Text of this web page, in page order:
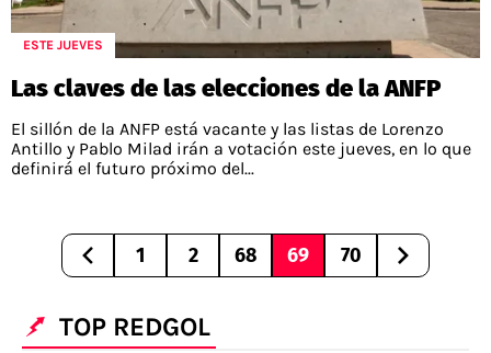
ESTE JUEVES
Las claves de las elecciones de la ANFP
El sillón de la ANFP está vacante y las listas de Lorenzo
Antillo y Pablo Milad irán a votación este jueves, en lo que
definirá el futuro próximo del...
1 2 68 69 70
TOP REDGOL